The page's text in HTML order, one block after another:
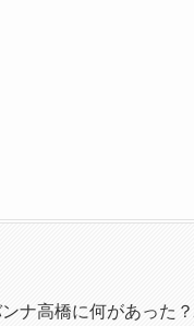
ナ高橋に何があった